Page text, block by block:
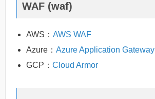
WAF (waf)
AWS： AWS WAF
Azure： Azure Application Gateway
GCP： Cloud Armor